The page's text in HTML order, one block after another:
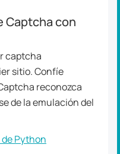
Captcha con
captcha
sitio. Confíe
reconozca
de la emulación del
Python